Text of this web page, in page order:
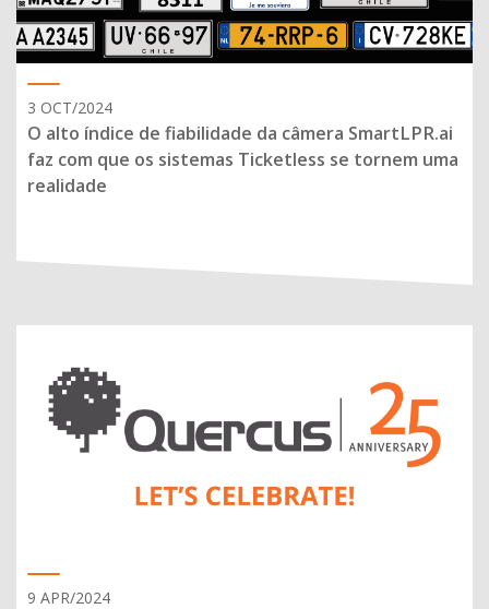
3 OCT/2024
O alto índice de fiabilidade da câmera SmartLPR.ai
faz com que os sistemas Ticketless se tornem uma
realidade
9 APR/2024